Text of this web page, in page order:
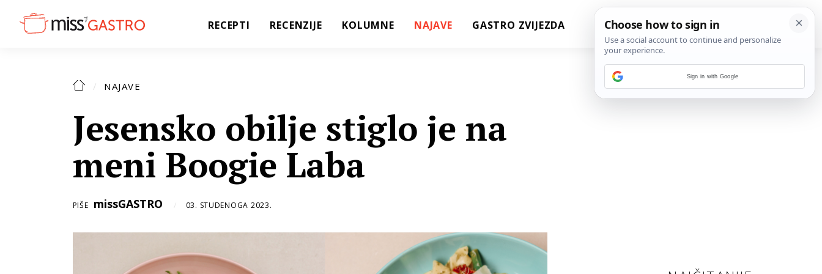
RECEPTI RECENZIJE KOLUMNE NAJAVE GASTRO ZVIJEZDA
NAJAVE
Jesensko obilje stiglo je na
meni Boogie Laba
PIŠE missGASTRO 03. STUDENOGA 2023.
Sign in with Google